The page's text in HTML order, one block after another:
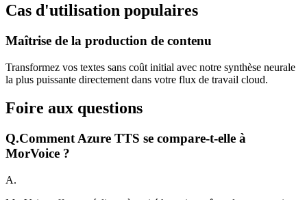
Cas d'utilisation populaires
Maîtrise de la production de contenu
Transformez vos textes sans coût initial avec notre synthèse neurale
la plus puissante directement dans votre flux de travail cloud.
Foire aux questions
Q.Comment Azure TTS se compare-t-elle à
MorVoice ?
A.